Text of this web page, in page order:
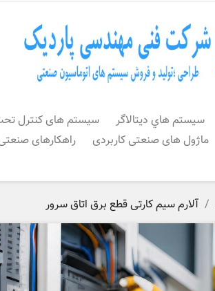
سيستم هاي ديتالاگر سیستم های کنترل
ماژول های صنعتی کاربردی راهکارهای
آلارم سیم کارتی قطع برق اتاق سرور